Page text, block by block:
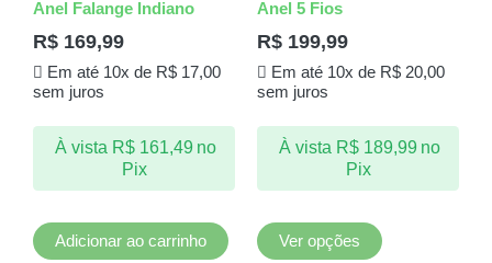
Anel Falange Indiano
R$ 169,99
Em até 10x de R$17,00
sem juros
À vista R$161,49 no
Pix
Adicionar ao carrinho
Anel 5 Fios
R$ 199,99
Em até 10x de R$20,00
sem juros
À vista R$189,99 no
Pix
Ver opções
As
podem
ser
página